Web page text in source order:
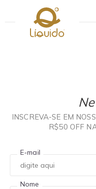
INSCREVA-SE EM
R$50 OFF
E-mail
Nome